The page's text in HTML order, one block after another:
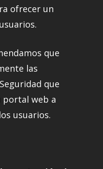
ofrecer un
que
las
que
portal web a
usuarios.